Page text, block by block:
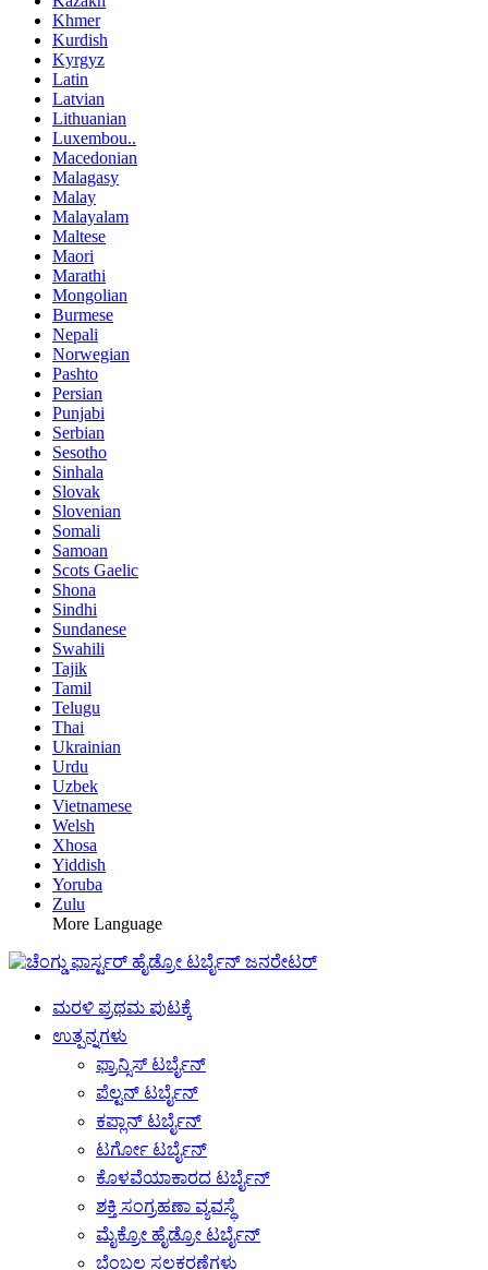
Khmer
Kurdish
Kyrgyz
Latin
Latvian
Lithuanian
Luxembou..
Macedonian
Malagasy
Malay
Malayalam
Maltese
Maori
Marathi
Mongolian
Burmese
Nepali
Norwegian
Pashto
Persian
Punjabi
Serbian
Sesotho
Sinhala
Slovak
Slovenian
Somali
Samoan
Scots Gaelic
Shona
Sindhi
Sundanese
Swahili
Tajik
Tamil
Telugu
Thai
Ukrainian
Urdu
Uzbek
Vietnamese
Welsh
Xhosa
Yiddish
Yoruba
Zulu
More Language
ಮರಳಿ ಪ್ರಥಮ ಪುಟಕ್ಕೆ
ಉತ್ಪನ್ನಗಳು
ಫ್ರಾನ್ಸಿಸ್ ಟರ್ಬೈನ್
ಪೆಲ್ಟನ್ ಟರ್ಬೈನ್
ಕಪ್ಲಾನ್ ಟರ್ಬೈನ್
ಟರ್ಗೋ ಟರ್ಬೈನ್
ಕೊಳವೆಯಾಕಾರದ ಟರ್ಬೈನ್
ಶಕ್ತಿ ಸಂಗ್ರಹಣಾ ವ್ಯವಸ್ಥೆ
ಮೈಕ್ರೋ ಹೈಡ್ರೋ ಟರ್ಬೈನ್
ಬೆಂಬಲ ಸಲಕರಣೆಗಳು